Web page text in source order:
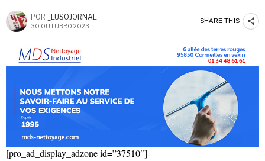
POR _LUSOJORNAL
30 OUTUBRO, 2023
SHARE THIS
[pro_ad_display_adzone id=”37510″]